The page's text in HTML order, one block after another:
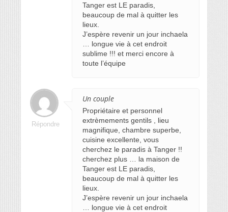
Tanger est LE paradis,
beaucoup de mal à quitter les
lieux.
J’espère revenir un jour inchaela
… longue vie à cet endroit
sublime !!! et merci encore à
toute l’équipe
Un couple
Propriétaire et personnel
extrèmements gentils , lieu
magnifique, chambre superbe,
cuisine excellente, vous
cherchez le paradis à Tanger !!
cherchez plus … la maison de
Tanger est LE paradis,
beaucoup de mal à quitter les
lieux.
J’espère revenir un jour inchaela
… longue vie à cet endroit
Répondre